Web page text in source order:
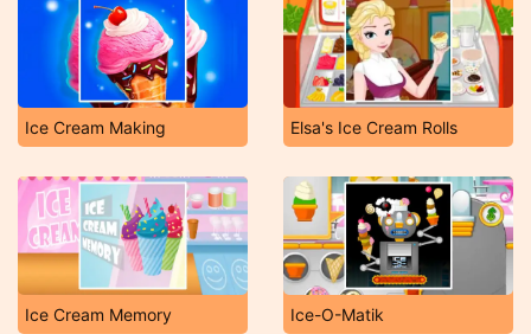
Ice Cream Making Elsa's Ice Cream Rolls
Ice Cream Memory Ice-O-Matik